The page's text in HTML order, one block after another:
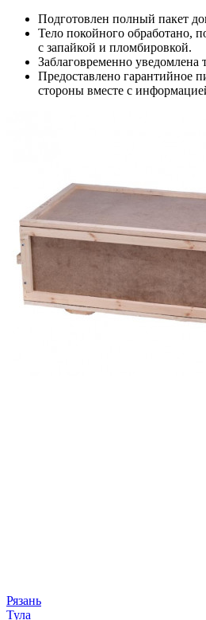
Подготовлен полный пакет
Тело покойного обработано,
с запайкой и пломбировкой.
Заблаговременно уведомлена
Предоставлено гарантийное
стороны вместе с
Рязань
Тула